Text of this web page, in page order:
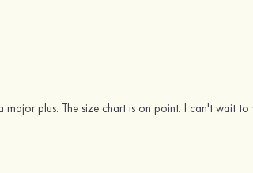
major plus. The size chart is on point. I can't wait to